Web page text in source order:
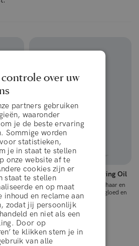
die
glans
Final Touch™ Shimmering Oil
Voedende glitter olie voor haar en
lichaam die een iriserende gloed en
glitter geeft.
€21.95
voorwaarden
over uw
partners gebruiken
waaronder
je de beste ervaring
Sommige worden
statistieken,
je in staat te stellen
onze website af te
cookies zijn er
staat te stellen
en op maat
inhoud en reclame aan
zodat jij persoonlijk
en niet als een
Door op
te klikken stem je in
van alle